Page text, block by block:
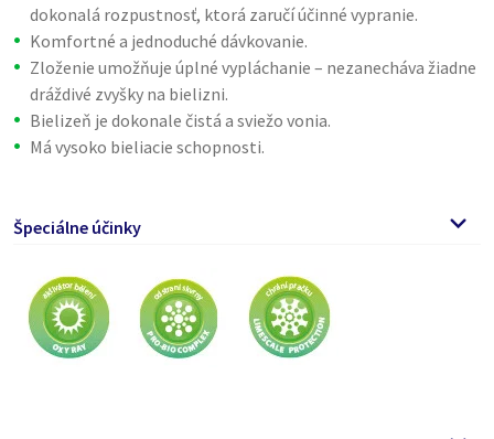
dokonalá rozpustnosť, ktorá zaručí účinné vypranie.
Komfortné a jednoduché dávkovanie.
Zloženie umožňuje úplné vypláchanie – nezanecháva žiadne
dráždivé zvyšky na bielizni.
Bielizeň je dokonale čistá a sviežo vonia.
Má vysoko bieliacie schopnosti.
Špeciálne účinky